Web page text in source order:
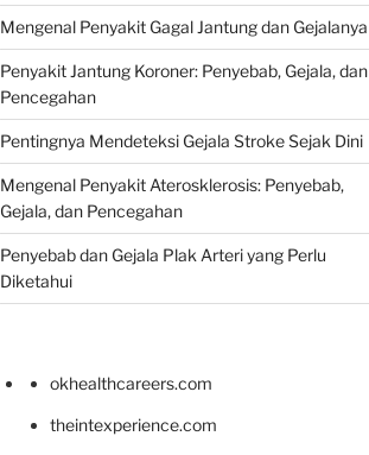
Mengenal Penyakit Gagal Jantung dan Gejalanya
Penyakit Jantung Koroner: Penyebab, Gejala, dan
Pencegahan
Pentingnya Mendeteksi Gejala Stroke Sejak Dini
Mengenal Penyakit Aterosklerosis: Penyebab,
Gejala, dan Pencegahan
Penyebab dan Gejala Plak Arteri yang Perlu
Diketahui
okhealthcareers.com
theintexperience.com